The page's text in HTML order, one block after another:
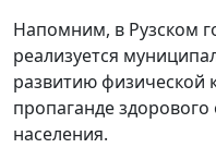
Напомним, в Рузском
реализуется
развитию физической
пропаганде
населения.